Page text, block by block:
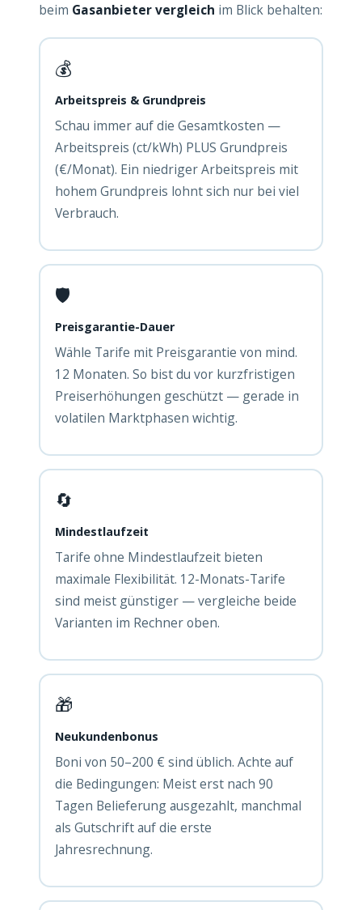
beim Gasanbieter vergleich im Blick behalten:
💰
Arbeitspreis & Grundpreis
Schau immer auf die Gesamtkosten —
Arbeitspreis (ct/kWh) PLUS Grundpreis
(€/Monat). Ein niedriger Arbeitspreis mit
hohem Grundpreis lohnt sich nur bei viel
Verbrauch.
🛡️
Preisgarantie-Dauer
Wähle Tarife mit Preisgarantie von mind.
12 Monaten. So bist du vor kurzfristigen
Preiserhöhungen geschützt — gerade in
volatilen Marktphasen wichtig.
🔄
Mindestlaufzeit
Tarife ohne Mindestlaufzeit bieten
maximale Flexibilität. 12-Monats-Tarife
sind meist günstiger — vergleiche beide
Varianten im Rechner oben.
🎁
Neukundenbonus
Boni von 50–200 € sind üblich. Achte auf
die Bedingungen: Meist erst nach 90
Tagen Belieferung ausgezahlt, manchmal
als Gutschrift auf die erste
Jahresrechnung.